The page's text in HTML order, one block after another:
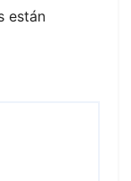
están